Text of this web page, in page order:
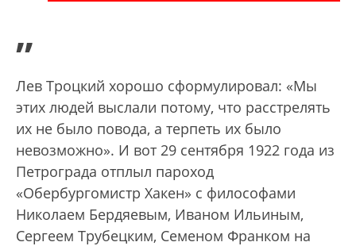
”
Лев Троцкий хорошо сформулировал: «Мы
этих людей выслали потому, что расстрелять
их не было повода, а терпеть их было
невозможно». И вот 29 сентября 1922 года из
Петрограда отплыл пароход
«Обербургомистр Хакен» с философами
Николаем Бердяевым, Иваном Ильиным,
Сергеем Трубецким, Семеном Франком на